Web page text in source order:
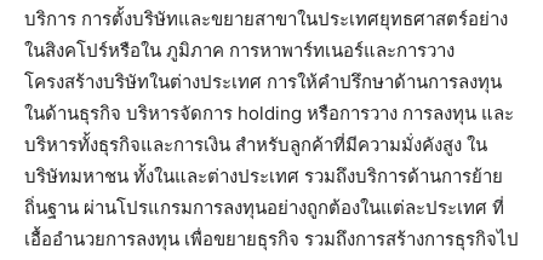
บริการ การตั้งบริษัทและขยายสาขาในประเทศยุทธศาสตร์อย่าง
ในสิงคโปร์หรือใน ภูมิภาค การหาพาร์ทเนอร์และการวาง
โครงสร้างบริษัทในต่างประเทศ การให้คำปรึกษาด้านการลงทุน
ในด้านธุรกิจ บริหารจัดการ holding หรือการวาง การลงทุน และ
บริหารทั้งธุรกิจและการเงิน สำหรับลูกค้าที่มีความมั่งคังสูง ใน
บริษัทมหาชน ทั้งในและต่างประเทศ รวมถึงบริการด้านการย้าย
ถิ่นฐาน ผ่านโปรแกรมการลงทุนอย่างถูกต้องในแต่ละประเทศ ที่
เอื้ออำนวยการลงทุน เพื่อขยายธุรกิจ รวมถึงการสร้างการธุรกิจไป